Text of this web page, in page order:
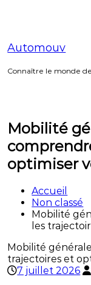
Automouv
Connaître le monde
Mobilité
optimiser
Accueil
Non classé
Mobilité
les
Mobilité
trajectoires et
7 juillet 2026